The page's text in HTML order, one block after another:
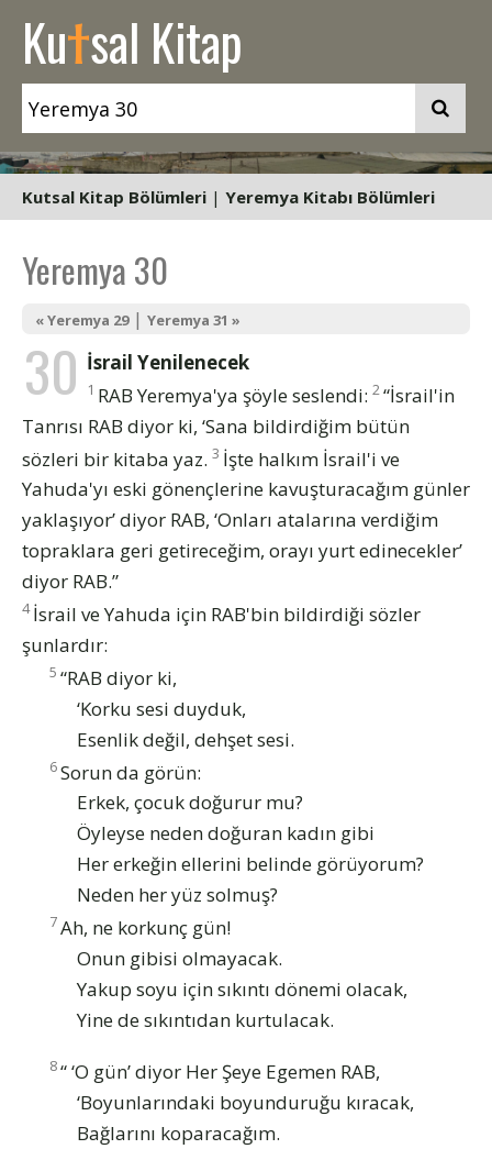
Kutsal Kitap
Kutsal Kitap Bölümleri | Yeremya Kitabı Bölümleri
Yeremya 30
« Yeremya 29| Yeremya 31 »
30 İsrail Yenilenecek
1 RAB Yeremya'ya şöyle seslendi: 2“İsrail'in
Tanrısı RAB diyor ki, ‘Sana bildirdiğim bütün
sözleri bir kitaba yaz. 3 İşte halkım İsrail'i ve
Yahuda'yı eski gönençlerine kavuşturacağım günler
yaklaşıyor’ diyor RAB, ‘Onları atalarına verdiğim
topraklara geri getireceğim, orayı yurt edinecekler’
diyor RAB.”
4 İsrail ve Yahuda için RAB'bin bildirdiği sözler
şunlardır:
5 “RAB diyor ki,
‘Korku sesi duyduk,
Esenlik değil, dehşet sesi.
6Sorun da görün:
Erkek, çocuk doğurur mu?
Öyleyse neden doğuran kadın gibi
Her erkeğin ellerini belinde görüyorum?
Neden her yüz solmuş?
7Ah, ne korkunç gün!
Onun gibisi olmayacak.
Yakup soyu için sıkıntı dönemi olacak,
Yine de sıkıntıdan kurtulacak.
8“ ‘O gün’ diyor Her Şeye Egemen RAB,
‘Boyunlarındaki boyunduruğu kıracak,
Bağlarını koparacağım.